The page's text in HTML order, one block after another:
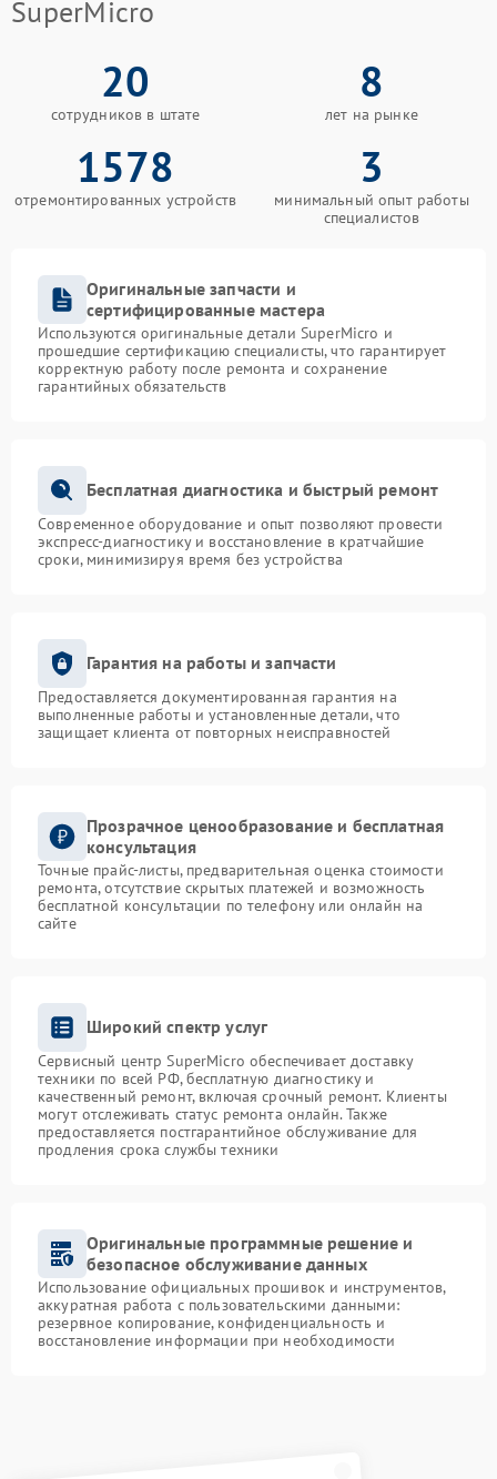
SuperMicro
20
сотрудников в штате
8
лет на рынке
1578
отремонтированных устройств
3
минимальный опыт работы
специалистов
Оригинальные запчасти и
сертифицированные мастера
Используются оригинальные детали SuperMicro и
прошедшие сертификацию специалисты, что гарантирует
корректную работу после ремонта и сохранение
гарантийных обязательств
Бесплатная диагностика и быстрый ремонт
Современное оборудование и опыт позволяют провести
экспресс-диагностику и восстановление в кратчайшие
сроки, минимизируя время без устройства
Гарантия на работы и запчасти
Предоставляется документированная гарантия на
выполненные работы и установленные детали, что
защищает клиента от повторных неисправностей
Прозрачное ценообразование и бесплатная
консультация
Точные прайс-листы, предварительная оценка стоимости
ремонта, отсутствие скрытых платежей и возможность
бесплатной консультации по телефону или онлайн на
сайте
Широкий спектр услуг
Сервисный центр SuperMicro обеспечивает доставку
техники по всей РФ, бесплатную диагностику и
качественный ремонт, включая срочный ремонт. Клиенты
могут отслеживать статус ремонта онлайн. Также
предоставляется постгарантийное обслуживание для
продления срока службы техники
Оригинальные программные решение и
безопасное обслуживание данных
Использование официальных прошивок и инструментов,
аккуратная работа с пользовательскими данными:
резервное копирование, конфиденциальность и
восстановление информации при необходимости